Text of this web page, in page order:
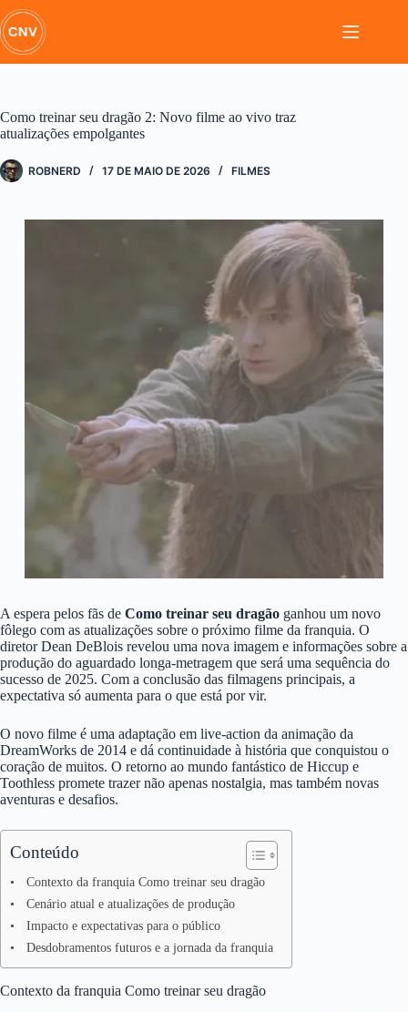
Pular
para
o
conteúdo
Como treinar seu dragão 2: Novo filme ao vivo traz
atualizações empolgantes
ROBNERD 17 DE MAIO DE 2026 FILMES
A espera pelos fãs de Como treinar seu dragão ganhou um novo
fôlego com as atualizações sobre o próximo filme da franquia. O
diretor Dean DeBlois revelou uma nova imagem e informações sobre a
produção do aguardado longa-metragem que será uma sequência do
sucesso de 2025. Com a conclusão das filmagens principais, a
expectativa só aumenta para o que está por vir.
O novo filme é uma adaptação em live-action da animação da
DreamWorks de 2014 e dá continuidade à história que conquistou o
coração de muitos. O retorno ao mundo fantástico de Hiccup e
Toothless promete trazer não apenas nostalgia, mas também novas
aventuras e desafios.
Conteúdo
Contexto da franquia Como treinar seu dragão
Cenário atual e atualizações de produção
Impacto e expectativas para o público
Desdobramentos futuros e a jornada da franquia
Contexto da franquia Como treinar seu dragão